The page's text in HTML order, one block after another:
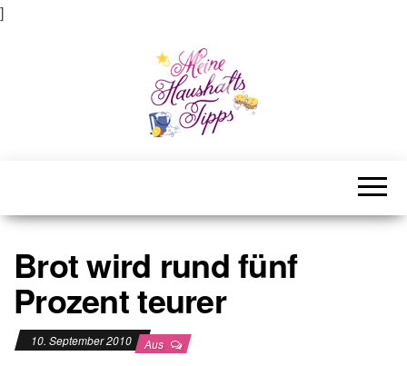
]
Brot wird rund fünf
Prozent teurer
10. September 2010 Aus